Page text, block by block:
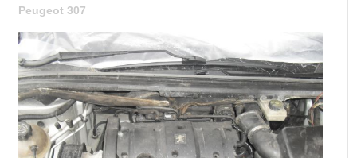
Peugeot 307